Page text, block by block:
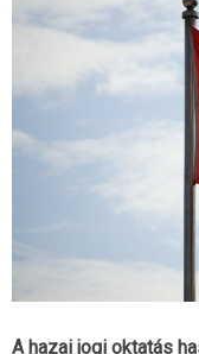
A hazai jogi oktatás